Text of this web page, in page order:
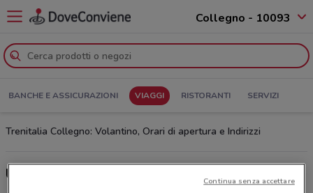
Collegno - 10093
BANCHE E ASSICURAZIONI VIAGGI RISTORANTI SERVIZI
Trenitalia Collegno: Volantino, Orari di apertura e Indirizzi
Ultime offerte del volantino TrenitaliaContinua senza accettare